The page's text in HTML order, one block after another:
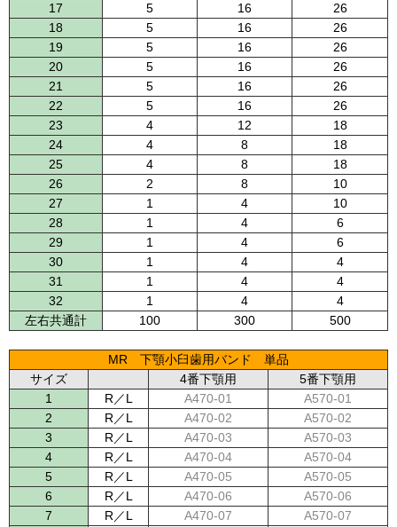
17
5 16
26
18
5 16
26
19
5 16
26
20
5 16
26
21
5 16
26
22
5 16
26
23
4 12
18
24
4 8
18
25
4 8
18
26
2 8
10
27
1 4
10
28
1 4
6
29
1 4
6
30
1 4
4
31
1 4
4
32
1 4
4
左右共通計
100 300 500
MR 下顎小臼歯用バンド 単品
サイズ
4番下顎用
5番下顎用
1
R／L A470-01
A570-01
2
R／L A470-02
A570-02
3
R／L A470-03
A570-03
4
R／L A470-04
A570-04
5
R／L A470-05
A570-05
6
R／L A470-06
A570-06
7
R／L A470-07
A570-07